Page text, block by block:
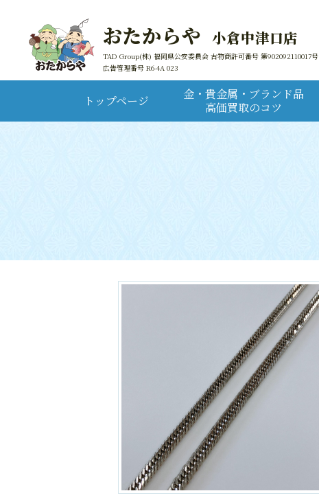
おたからや 小倉中津口店
TAD Group(株) 福岡県公安委員会 古物商許可番号 第902092110017号
広告管理番号 R6-4A 023
トップページ
金・貴金属・ブランド品
高価買取のコツ